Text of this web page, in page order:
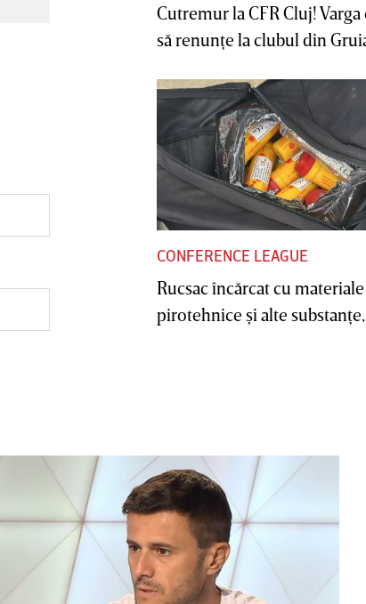
Cutremur la CFR Cluj! Varga
să renunţe la clubul din
CONFERENCE LEAGUE
Rucsac încărcat cu materiale
pirotehnice şi alte substanţe,